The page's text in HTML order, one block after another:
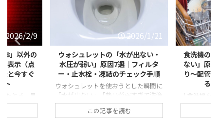
2026/1/21
出ない・
フィルタ
ック手順
た瞬間に
すぎて洗浄
でも焦って
2026/1/21
食洗機の「排水エラー・水が抜け
ない」原因とは？フィルター詰ま
り〜配管トラブルまで自分ででき
る対処法を徹底解説
「食洗機を回したのに、なぜか途中で
止まったまま…」 「運転が終わっても
庫内に水が溜まっている」 「排水エラ
この記事を読む
【冬に急
「弱い・
は？不完
寒い季節に
が弱い気が